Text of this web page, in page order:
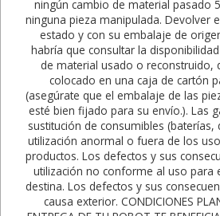
ningún cambio de material pasado
ninguna pieza manipulada. Devolver
estado y con su embalaje de
habría que consultar la
de material usado o reconstruido,
colocado en una caja de cartón
(asegúrate que el embalaje de las
esté bien fijado para su envío.). Las
sustitución de consumibles
utilización anormal o fuera de los
productos. Los defectos y sus
utilización no conforme al uso para
destina. Los defectos y sus
causa exterior. CONDICIONES